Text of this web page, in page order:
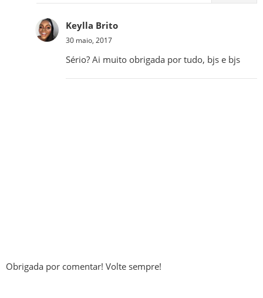
Keylla Brito
30 maio, 2017
Sério? Ai muito obrigada por tudo, bjs e bjs
Obrigada por comentar! Volte sempre!